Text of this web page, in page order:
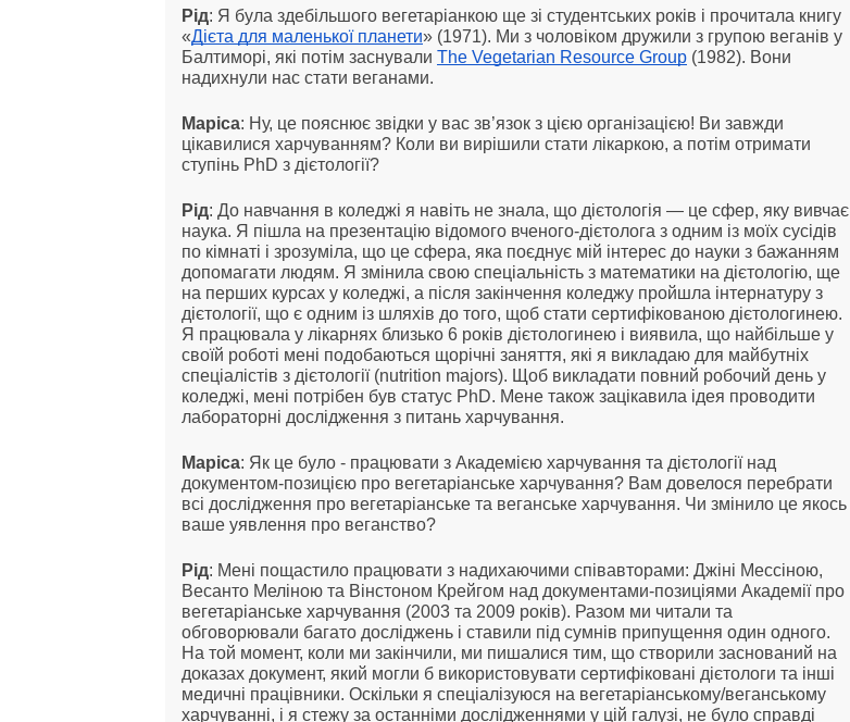
Рід: Я була здебільшого вегетаріанкою ще зі студентських років і прочитала книгу
«Дієта для маленької планети» (1971). Ми з чоловіком дружили з групою веганів у
Балтиморі, які потім заснували The Vegetarian Resource Group (1982). Вони
надихнули нас стати веганами.
Маріса: Ну, це пояснює звідки у вас зв’язок з цією організацією! Ви завжди
цікавилися харчуванням? Коли ви вирішили стати лікаркою, а потім отримати
ступінь PhD з дієтології?
Рід: До навчання в коледжі я навіть не знала, що дієтологія — це сфер, яку вивчає
наука. Я пішла на презентацію відомого вченого-дієтолога з одним із моїх сусідів
по кімнаті і зрозуміла, що це сфера, яка поєднує мій інтерес до науки з бажанням
допомагати людям. Я змінила свою спеціальність з математики на дієтологію, ще
на перших курсах у коледжі, а після закінчення коледжу пройшла інтернатуру з
дієтології, що є одним із шляхів до того, щоб стати сертифікованою дієтологинею.
Я працювала у лікарнях близько 6 років дієтологинею і виявила, що найбільше у
своїй роботі мені подобаються щорічні заняття, які я викладаю для майбутніх
спеціалістів з дієтології (nutrition majors). Щоб викладати повний робочий день у
коледжі, мені потрібен був статус PhD. Мене також зацікавила ідея проводити
лабораторні дослідження з питань харчування.
Маріса: Як це було - працювати з Академією харчування та дієтології над
документом-позицією про вегетаріанське харчування? Вам довелося перебрати
всі дослідження про вегетаріанське та веганське харчування. Чи змінило це якось
ваше уявлення про веганство?
Рід: Мені пощастило працювати з надихаючими співавторами: Джіні Мессіною,
Весанто Меліною та Вінстоном Крейгом над документами-позиціями Академії про
вегетаріанське харчування (2003 та 2009 років). Разом ми читали та
обговорювали багато досліджень і ставили під сумнів припущення один одного.
На той момент, коли ми закінчили, ми пишалися тим, що створили заснований на
доказах документ, який могли б використовувати сертифіковані дієтологи та інші
медичні працівники. Оскільки я спеціалізуюся на вегетаріанському/веганському
харчуванні, і я стежу за останніми дослідженнями у цій галузі, не було справді